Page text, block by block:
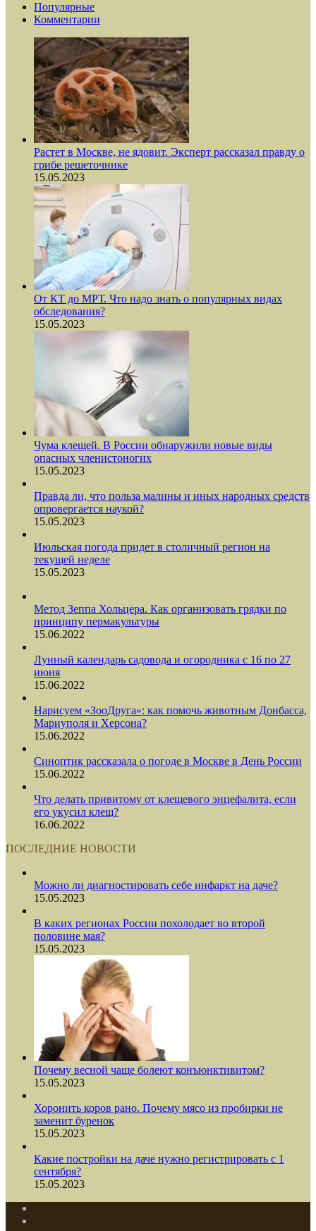
Популярные
Комментарии
Растет в Москве, не ядовит. Эксперт рассказал правду о
грибе решеточнике
15.05.2023
От КТ до МРТ. Что надо знать о популярных видах
обследования?
15.05.2023
Чума клещей. В России обнаружили новые виды
опасных членистоногих
15.05.2023
Правда ли, что польза малины и иных народных средств
опровергается наукой?
15.05.2023
Июльская погода придет в столичный регион на
текущей неделе
15.05.2023
Метод Зеппа Хольцера. Как организовать грядки по
принципу пермакультуры
15.06.2022
Лунный календарь садовода и огородника с 16 по 27
июня
15.06.2022
Нарисуем «ЗооДруга»: как помочь животным Донбасса,
Мариуполя и Херсона?
15.06.2022
Синоптик рассказала о погоде в Москве в День России
15.06.2022
Что делать привитому от клещевого энцефалита, если
его укусил клещ?
16.06.2022
ПОСЛЕДНИЕ НОВОСТИ
Можно ли диагностировать себе инфаркт на даче?
15.05.2023
В каких регионах России похолодает во второй
половине мая?
15.05.2023
Почему весной чаще болеют конъюнктивитом?
15.05.2023
Хоронить коров рано. Почему мясо из пробирки не
заменит буренок
15.05.2023
Какие постройки на даче нужно регистрировать с 1
сентября?
15.05.2023